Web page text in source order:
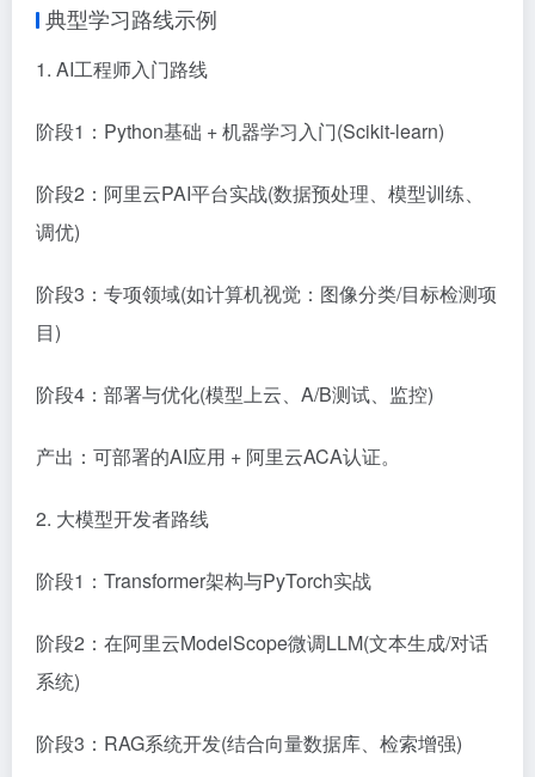
典型学习路线示例
1. AI工程师入门路线
阶段1：Python基础 + 机器学习入门(Scikit-learn)
阶段2：阿里云PAI平台实战(数据预处理、模型训练、
调优)
阶段3：专项领域(如计算机视觉：图像分类/目标检测项
目)
阶段4：部署与优化(模型上云、A/B测试、监控)
产出：可部署的AI应用 + 阿里云ACA认证。
2. 大模型开发者路线
阶段1：Transformer架构与PyTorch实战
阶段2：在阿里云ModelScope微调LLM(文本生成/对话
系统)
阶段3：RAG系统开发(结合向量数据库、检索增强)